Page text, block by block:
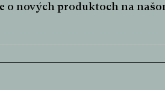
o nových produktoch na